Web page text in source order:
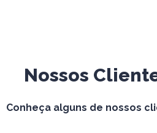
Nossos
Conheça alguns de nossos